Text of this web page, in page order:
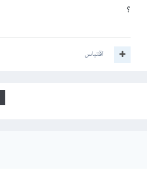
؟
اقتباس